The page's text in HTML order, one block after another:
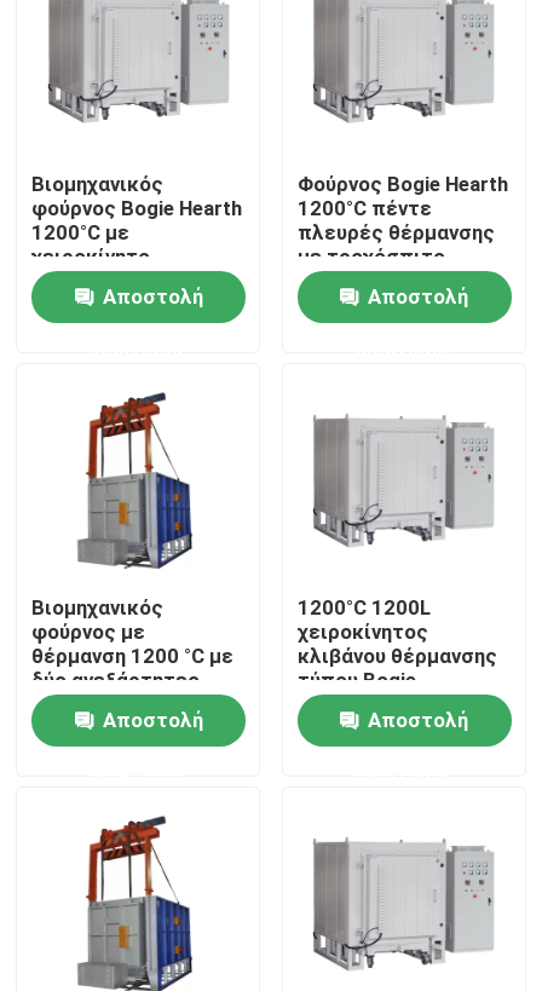
Σπίτι
Βίντεο
Σχετικά με εμάς
Επισκεψή εργοστασίου
Έλεγχος ποιότητας
Ζητήστε μια προσφορά
Programtherm
Φούρνος σωλήνων υψηλής θερμοκρασίας
Φούρνος με μούφλα υψηλής θερμοκρασίας
Βιομηχανικός
φούρνος Bogie Hearth
1200°C με
χειροκίνητο
τροχόσπιτο
((44x24x40′′ 660L)
Αποστολή
Φούρνος Bogie Hearth
1200°C πέντε
πλευρές θέρμανσης
με τροχόσπιτο
εύκολο για φόρτωση
και εκφόρτωση
Αποστολή
Βιομηχανικός
φούρνος με
θέρμανση 1200 °C με
δύο ανεξάρτητες
ζώνες θέρμανσης
Αποστολή
1200°C 1200L
χειροκίνητος
κλιβάνου θέρμανσης
τύπου Bogie
Αποστολή